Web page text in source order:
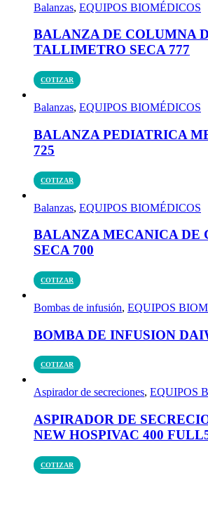
Balanzas, EQUIPOS BIOMÉDICOS
BALANZA DE COLUMNA
TALLIMETRO SECA 777
COTIZAR
Balanzas, EQUIPOS BIOMÉDICOS
BALANZA PEDIATRICA
725
COTIZAR
Balanzas, EQUIPOS BIOMÉDICOS
BALANZA MECANICA DE
SECA 700
COTIZAR
Bombas de infusión, EQUIPOS
BOMBA DE INFUSION
COTIZAR
Aspirador de secreciones, EQUIPOS
ASPIRADOR DE
NEW HOSPIVAC 400
COTIZAR